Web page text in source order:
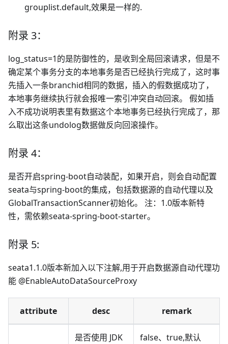
grouplist.default,效果是一样的.
附录 3：
log_status=1的是防御性的，是收到全局回滚请求，但是不
确定某个事务分支的本地事务是否已经执行完成了，这时事
先插入一条branchid相同的数据，插入的假数据成功了，
本地事务继续执行就会报唯一索引冲突自动回滚。 假如插
入不成功说明表里有数据这个本地事务已经执行完成了，那
么取出这条undolog数据做反向回滚操作。
附录 4：
是否开启spring-boot自动装配，如果开启，则会自动配置
seata与spring-boot的集成，包括数据源的自动代理以及
GlobalTransactionScanner初始化。 注：1.0版本新特
性，需依赖seata-spring-boot-starter。
附录 5:
seata1.1.0版本新加入以下注解,用于开启数据源自动代理功
能 @EnableAutoDataSourceProxy
attribute desc remark
是否使用 JDK
false、true,默认